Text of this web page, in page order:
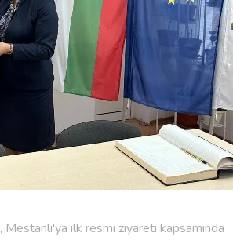
, Mestanlı'ya ilk resmi ziyareti kapsamında